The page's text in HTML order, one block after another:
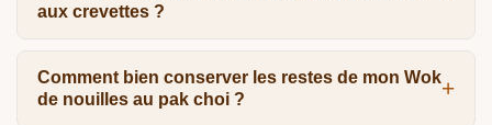
aux crevettes ?
Comment bien conserver les restes de mon Wok
de nouilles au pak choi ?